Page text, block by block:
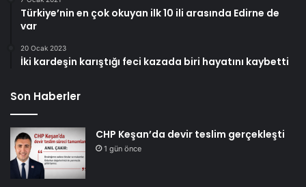
Türkiye’nin en çok okuyan ilk 10 ili arasında Edirne de
var
20 Ocak 2023
İki kardeşin karıştığı feci kazada biri hayatını kaybetti
Son Haberler
CHP Keşan’da devir teslim gerçekleşti
1 gün önce